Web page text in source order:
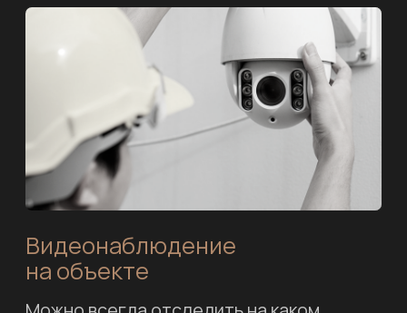
политикой конфиденциальности
Оставить заявку
Контакты
8 (499) 714 68 51
8 (977) 389 72 93